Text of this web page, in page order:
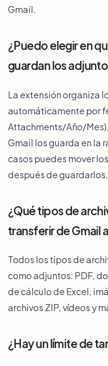
Gmail.
¿Puedo elegir en
guardan los
La extensión organiza
automáticamente por
Attachments/Año/
Gmail los guarda en la
casos puedes mover
después de guardarlos.
¿Qué tipos de
transferir de Gmail
Todos los tipos de
como adjuntos: PDF,
de cálculo de Excel,
archivos ZIP, vídeos y
¿Hay un límite de